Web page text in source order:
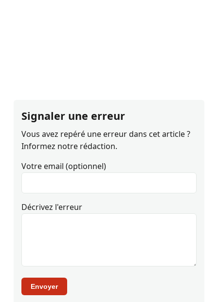
Signaler une erreur
Vous avez repéré une erreur dans cet article ?
Informez notre rédaction.
Votre email (optionnel)
Décrivez l'erreur
Envoyer